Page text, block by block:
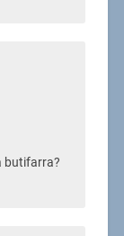
butifarra?